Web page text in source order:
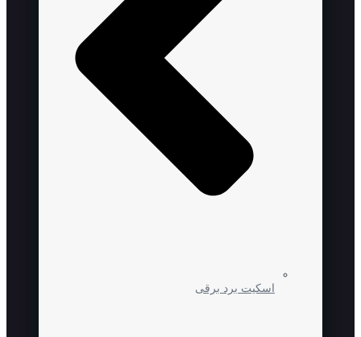
اسکیت برد برقی